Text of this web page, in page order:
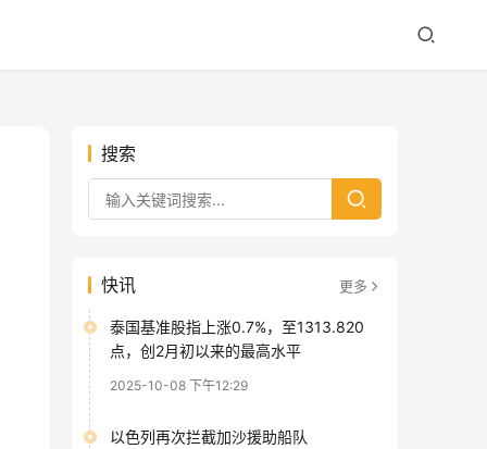
搜索
快讯 更多
泰国基准股指上涨0.7%，至1313.820
点，创2月初以来的最高水平
2025-10-08 下午12:29
以色列再次拦截加沙援助船队